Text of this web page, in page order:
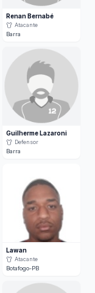
Renan Bernabé
Atacante
Barra
Guilherme Lazaroni
Defensor
Barra
Lawan
Atacante
Botafogo-PB